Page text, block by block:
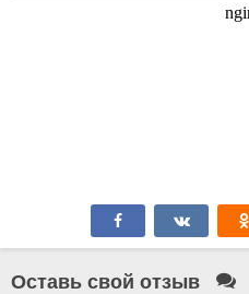
Оставь свой отзыв